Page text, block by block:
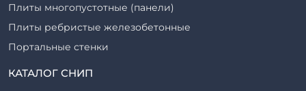
Плиты многопустотные (панели)
Плиты ребристые железобетонные
Портальные стенки
Прогоны железобетонные
КАТАЛОГ СНИП